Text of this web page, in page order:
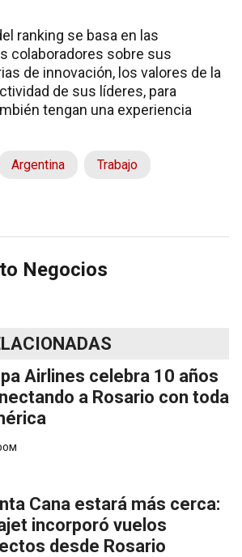
ranking se basa en las
colaboradores sobre sus
de innovación, los valores de la
de sus líderes, para
tengan una experiencia
Argentina Trabajo
Negocios
Airlines celebra 10 años
a Rosario con toda
Cana estará más cerca:
incorporó vuelos
desde Rosario